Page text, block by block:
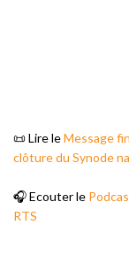
📜 Lire leMessage
clôture du Synode
🎧 Ecouter le
RTS